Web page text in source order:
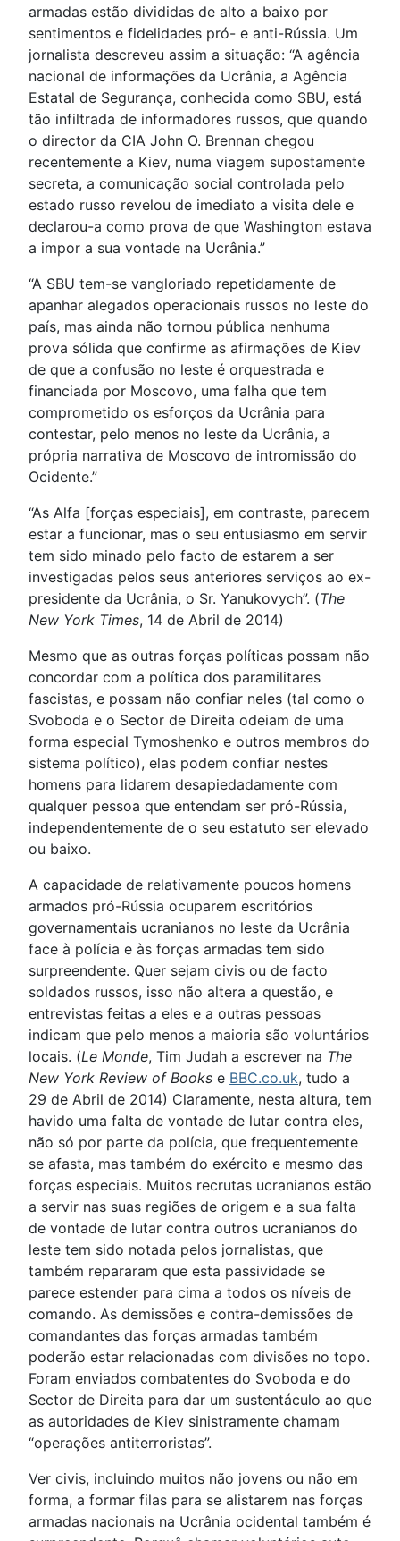
armadas estão divididas de alto a baixo por
sentimentos e fidelidades pró- e anti-Rússia. Um
jornalista descreveu assim a situação: “A agência
nacional de informações da Ucrânia, a Agência
Estatal de Segurança, conhecida como SBU, está
tão infiltrada de informadores russos, que quando
o director da CIA John O. Brennan chegou
recentemente a Kiev, numa viagem supostamente
secreta, a comunicação social controlada pelo
estado russo revelou de imediato a visita dele e
declarou-a como prova de que Washington estava
a impor a sua vontade na Ucrânia.”
“A SBU tem-se vangloriado repetidamente de
apanhar alegados operacionais russos no leste do
país, mas ainda não tornou pública nenhuma
prova sólida que confirme as afirmações de Kiev
de que a confusão no leste é orquestrada e
financiada por Moscovo, uma falha que tem
comprometido os esforços da Ucrânia para
contestar, pelo menos no leste da Ucrânia, a
própria narrativa de Moscovo de intromissão do
Ocidente.”
“As Alfa [forças especiais], em contraste, parecem
estar a funcionar, mas o seu entusiasmo em servir
tem sido minado pelo facto de estarem a ser
investigadas pelos seus anteriores serviços ao ex-
presidente da Ucrânia, o Sr. Yanukovych”. (The
New York Times, 14 de Abril de 2014)
Mesmo que as outras forças políticas possam não
concordar com a política dos paramilitares
fascistas, e possam não confiar neles (tal como o
Svoboda e o Sector de Direita odeiam de uma
forma especial Tymoshenko e outros membros do
sistema político), elas podem confiar nestes
homens para lidarem desapiedadamente com
qualquer pessoa que entendam ser pró-Rússia,
independentemente de o seu estatuto ser elevado
ou baixo.
A capacidade de relativamente poucos homens
armados pró-Rússia ocuparem escritórios
governamentais ucranianos no leste da Ucrânia
face à polícia e às forças armadas tem sido
surpreendente. Quer sejam civis ou de facto
soldados russos, isso não altera a questão, e
entrevistas feitas a eles e a outras pessoas
indicam que pelo menos a maioria são voluntários
locais. (Le Monde, Tim Judah a escrever na The
New York Review of Books e BBC.co.uk, tudo a
29 de Abril de 2014) Claramente, nesta altura, tem
havido uma falta de vontade de lutar contra eles,
não só por parte da polícia, que frequentemente
se afasta, mas também do exército e mesmo das
forças especiais. Muitos recrutas ucranianos estão
a servir nas suas regiões de origem e a sua falta
de vontade de lutar contra outros ucranianos do
leste tem sido notada pelos jornalistas, que
também repararam que esta passividade se
parece estender para cima a todos os níveis de
comando. As demissões e contra-demissões de
comandantes das forças armadas também
poderão estar relacionadas com divisões no topo.
Foram enviados combatentes do Svoboda e do
Sector de Direita para dar um sustentáculo ao que
as autoridades de Kiev sinistramente chamam
“operações antiterroristas”.
Ver civis, incluindo muitos não jovens ou não em
forma, a formar filas para se alistarem nas forças
armadas nacionais na Ucrânia ocidental também é